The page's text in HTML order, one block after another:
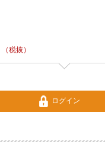
（税抜）
ログイン